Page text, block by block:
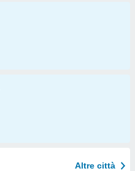
Altre città